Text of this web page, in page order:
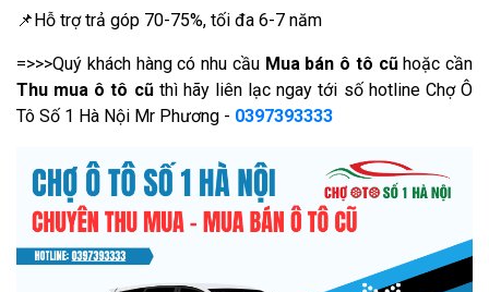
📌Hỗ trợ trả góp 70-75%, tối đa 6-7 năm
=>>>Quý khách hàng có nhu cầu Mua bán ô tô cũhoặc cần
Thu mua ô tô cũthì hãy liên lạc ngay tới số hotline Chợ Ô
Tô Số 1 Hà Nội Mr Phương - 0397393333